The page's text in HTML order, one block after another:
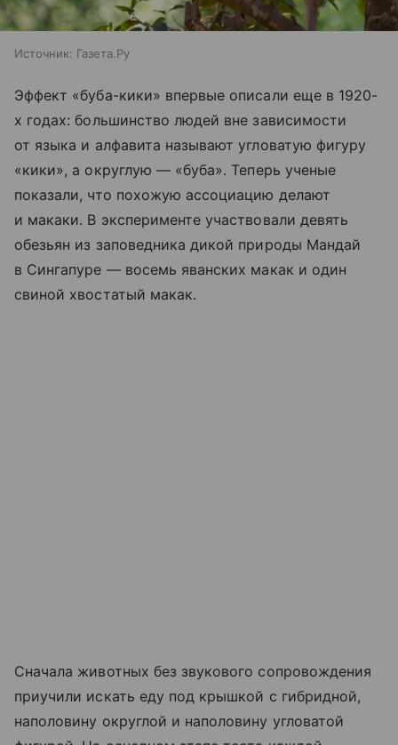
Источник: Газета.Ру
Эффект «буба-кики» впервые описали еще в 1920-
х годах: большинство людей вне зависимости
от языка и алфавита называют угловатую фигуру
«кики», а округлую — «буба». Теперь ученые
показали, что похожую ассоциацию делают
и макаки. В эксперименте участвовали девять
обезьян из заповедника дикой природы Мандай
в Сингапуре — восемь яванских макак и один
свиной хвостатый макак.
Сначала животных без звукового сопровождения
приучили искать еду под крышкой с гибридной,
наполовину округлой и наполовину угловатой